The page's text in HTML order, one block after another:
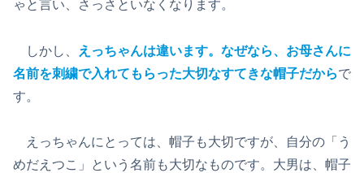
ゃと言い、さっさといなくなります。
しかし、
えっちゃんは違います。なぜなら、お母さんに
名前を刺繍で入れてもらった大切なすてきな帽子だからで
す。
えっちゃんにとっては、帽子も大切ですが、自分の「う
めだえつこ」という名前も大切なものです。大男は、帽子